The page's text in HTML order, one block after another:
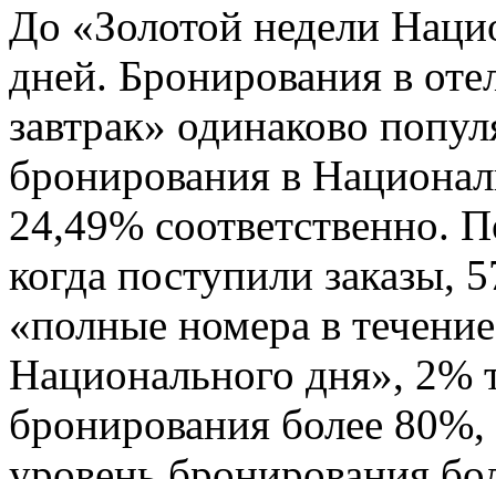
До «Золотой недели
дней. Бронирования в
завтрак» одинаково
бронирования в
24,49% соответственно.
когда поступили заказы,
«полные номера в
Национального дня», 2%
бронирования более